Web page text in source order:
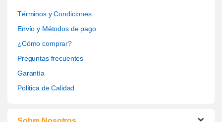
Términos y Condiciones
Envío y Métodos de pago
¿Cómo comprar?
Preguntas frecuentes
Garantía
Política de Calidad